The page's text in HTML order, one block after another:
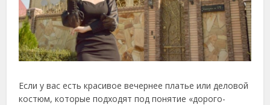
Если у вас есть красивое вечернее платье или деловой
костюм, которые подходят под понятие «дорого-